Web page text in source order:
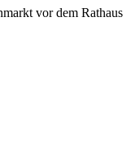
vor dem Rathaus